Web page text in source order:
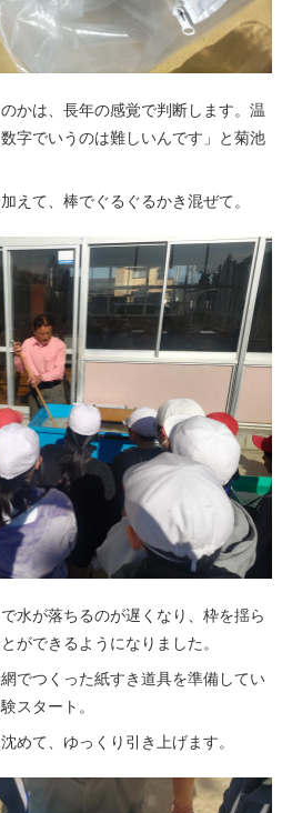
かは、長年の感覚で判断します。温
字でいうのは難しいんです」と菊池
えて、棒でぐるぐるかき混ぜて。
水が落ちるのが遅くなり、枠を揺ら
ができるようになりました。
でつくった紙すき道具を準備してい
スタート。
めて、ゆっくり引き上げます。